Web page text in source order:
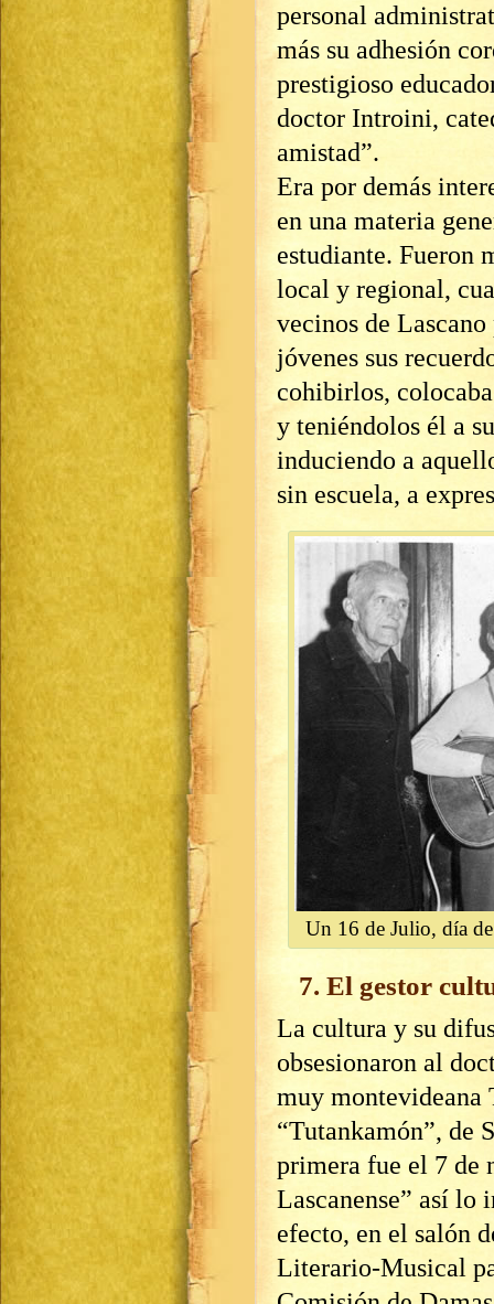
personal
más su adhesión
prestigioso
doctor Introini,
amistad”.
Era por demás
en una materia
estudiante. Fueron
local y regional,
vecinos de
jóvenes sus
cohibirlos,
y teniéndolos él a
induciendo a
sin escuela, a
Un 16 de Julio, día
7. El gestor
La cultura y su
obsesionaron al
muy montevideana
“Tutankamón”, de
primera fue el 7 de
Lascanense” así lo
efecto, en el salón
Literario-Musical